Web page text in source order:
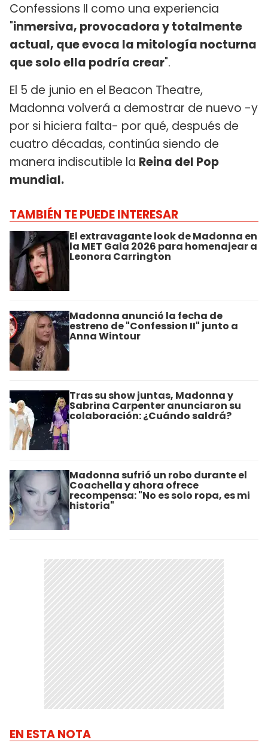
Confessions II como una experiencia
"inmersiva, provocadora y totalmente
actual, que evoca la mitología nocturna
que solo ella podría crear".
El 5 de junio en el Beacon Theatre,
Madonna volverá a demostrar de nuevo -y
por si hiciera falta- por qué, después de
cuatro décadas, continúa siendo de
manera indiscutible la Reina del Pop
mundial.
TAMBIÉN TE PUEDE INTERESAR
El extravagante look de Madonna en
la MET Gala 2026 para homenajear a
Leonora Carrington
Madonna anunció la fecha de
estreno de "Confession II" junto a
Anna Wintour
Tras su show juntas, Madonna y
Sabrina Carpenter anunciaron su
colaboración: ¿Cuándo saldrá?
Madonna sufrió un robo durante el
Coachella y ahora ofrece
recompensa: "No es solo ropa, es mi
historia"
EN ESTA NOTA